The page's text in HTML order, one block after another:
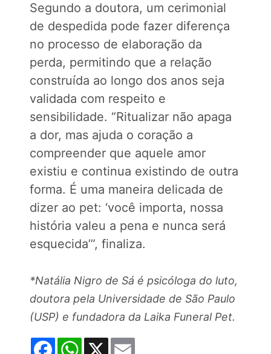
Segundo a doutora, um cerimonial
de despedida pode fazer diferença
no processo de elaboração da
perda, permitindo que a relação
construída ao longo dos anos seja
validada com respeito e
sensibilidade. “Ritualizar não apaga
a dor, mas ajuda o coração a
compreender que aquele amor
existiu e continua existindo de outra
forma. É uma maneira delicada de
dizer ao pet: ‘você importa, nossa
história valeu a pena e nunca será
esquecida’”, finaliza.
*Natália Nigro de Sá é psicóloga do luto,
doutora pela Universidade de São Paulo
(USP) e fundadora da Laika Funeral Pet.
FacebookWhatsApp
X